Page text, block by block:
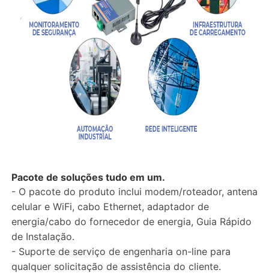
Pacote de soluções tudo em um.
- O pacote do produto inclui modem/roteador, antena
celular e WiFi, cabo Ethernet, adaptador de
energia/cabo do fornecedor de energia, Guia Rápido
de Instalação.
- Suporte de serviço de engenharia on-line para
qualquer solicitação de assistência do cliente.